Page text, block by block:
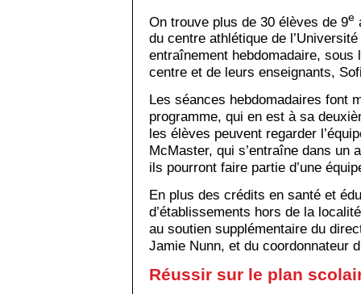
On trouve plus de 30 élèves de 9e
du centre athlétique de
entraînement hebdomadaire,
centre et de leurs enseignants,
Les séances hebdomadaires font
programme, qui en est à sa
les élèves peuvent regarder
McMaster, qui s’entraîne dans un
ils pourront faire partie d’une
En plus des crédits en santé et
d’établissements hors de la
au soutien supplémentaire du
Jamie Nunn, et du coordonnateur
Réussir sur le plan